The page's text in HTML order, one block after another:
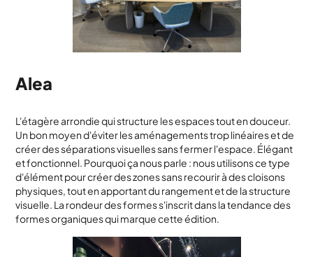
Alea
L'étagère arrondie qui structure les espaces tout en douceur.
Un bon moyen d'éviter les aménagements trop linéaires et de
créer des séparations visuelles sans fermer l'espace. Élégant
et fonctionnel. Pourquoi ça nous parle : nous utilisons ce type
d'élément pour créer des zones sans recourir à des cloisons
physiques, tout en apportant du rangement et de la structure
visuelle. La rondeur des formes s'inscrit dans la tendance des
formes organiques qui marque cette édition.